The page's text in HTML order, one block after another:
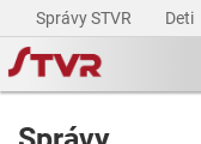
Správy STVR Deti